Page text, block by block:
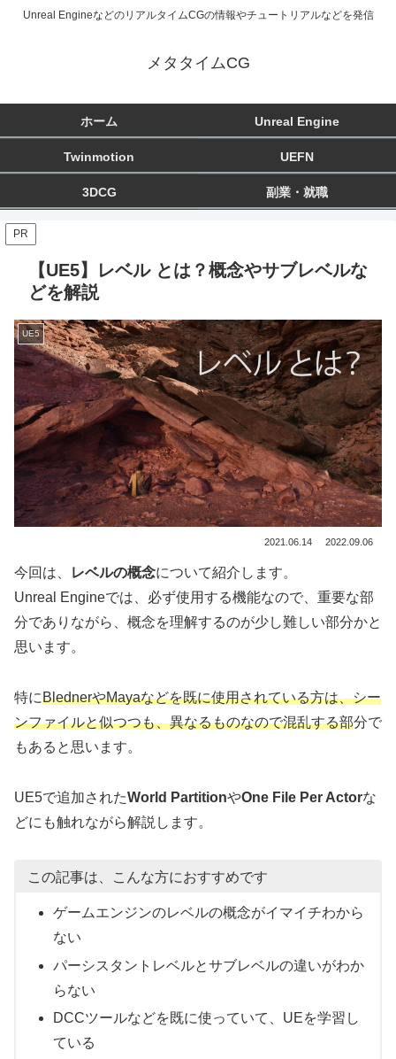
Unreal EngineなどのリアルタイムCGの情報やチュートリアルなどを発信
メタタイムCG
ホーム Unreal Engine
Twinmotion UEFN
3DCG 副業・就職
PR
【UE5】レベル とは？概念やサブレベルな
どを解説
UE5
2021.06.14 2022.09.06
今回は、 レベルの概念について紹介します。
Unreal Engineでは、必ず使用する機能なので、重要な部
分でありながら、概念を理解するのが少し難しい部分かと
思います。
特にBlednerやMayaなどを既に使用されている方は、シー
ンファイルと似つつも、異なるものなので混乱する部分で
もあると思います。
UE5で追加されたWorld PartitionやOne File Per Actorな
どにも触れながら解説します。
この記事は、こんな方におすすめです
ゲームエンジンのレベルの概念がイマイチわから
ない
パーシスタントレベルとサブレベルの違いがわか
らない
DCCツールなどを既に使っていて、UEを学習し
ている